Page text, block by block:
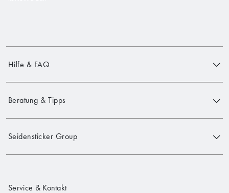
Hilfe & FAQ
Beratung & Tipps
Seidensticker Group
Service & Kontakt